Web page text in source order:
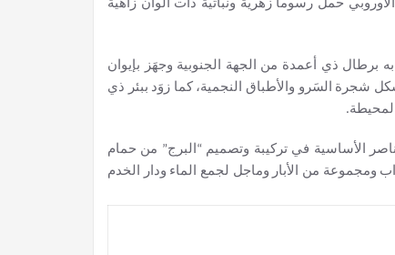
حمل رسوما زهرية ونباتية ذات ألوان زاهية
ذي أعمدة من الجهة الجنوبية وجهَز بإيوان
شجرة السَرو والأطباق النجمية، كما زوَد ببئر ذي
الأساسية في تركيبة وتصميم “البرج” من حمام
ومجموعة من الأبار وماجل لجمع الماء ودار الخدم